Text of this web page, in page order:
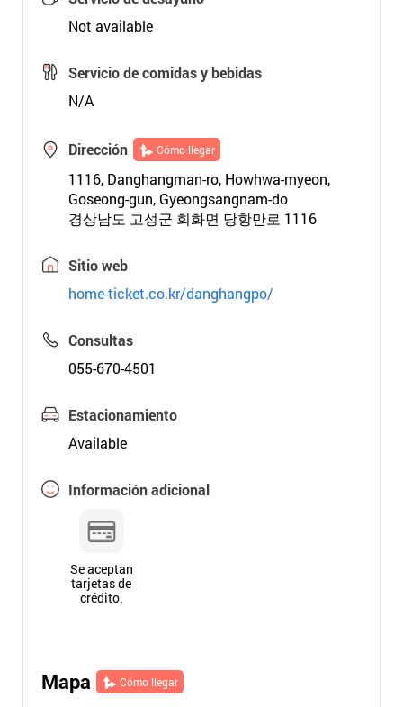
Not available
Servicio de comidas y bebidas
N/A
Dirección Cómo llegar
1116, Danghangman-ro, Howhwa-myeon,
Goseong-gun, Gyeongsangnam-do
경상남도 고성군 회화면 당항만로 1116
Sitio web
home-ticket.co.kr/danghangpo/
Consultas
055-670-4501
Estacionamiento
Available
Información adicional
Se aceptan
tarjetas de
crédito.
Mapa Cómo llegar